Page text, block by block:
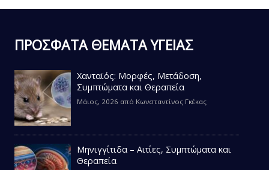
ΠΡΟΣΦΑΤΑ ΘΕΜΑΤΑ ΥΓΕΙΑΣ
Χανταϊός: Μορφές, Μετάδοση,
Συμπτώματα και Θεραπεία
Μάιος, 2026 από Κωνσταντίνος Γκέκας
Μηνιγγίτιδα – Αιτίες, Συμπτώματα και
Θεραπεία